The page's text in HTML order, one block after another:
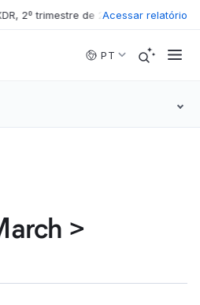
2º trimestre de 2026 • The Forrester
Acessar relatório
PT
>